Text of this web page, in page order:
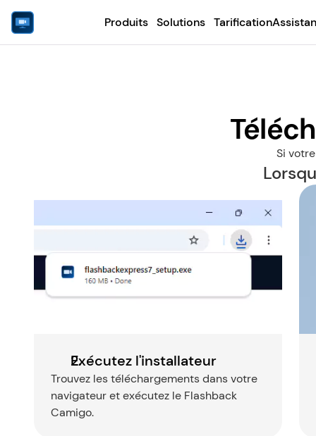
Produits Solutions Tarification
Si
Exécutez l'installateur
Trouvez les téléchargements dans votre
navigateur et exécutez le Flashback
Camigo.